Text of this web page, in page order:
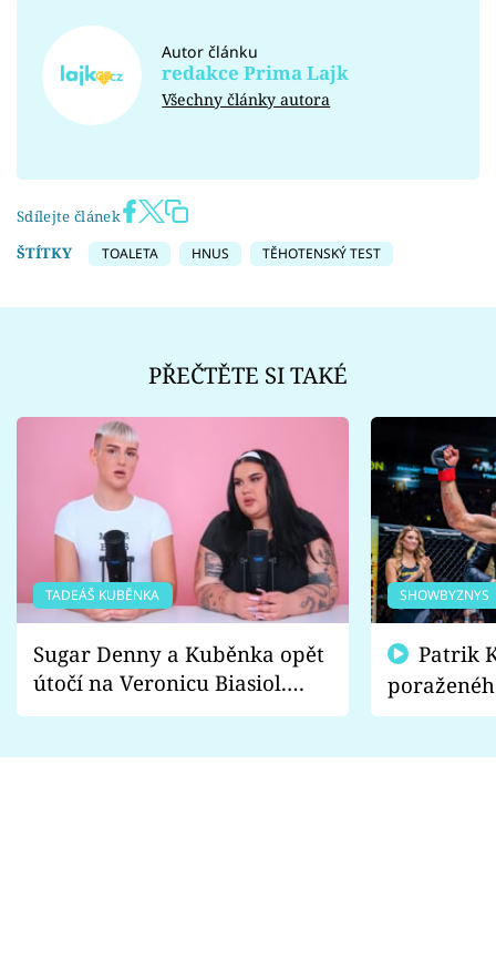
Autor článku
redakce Prima Lajk
Všechny články autora
Sdílejte článek
ŠTÍTKY
TOALETA HNUS TĚHOTENSKÝ TEST
PŘEČTĚTE SI TAKÉ
TADEÁŠ KUBĚNKA
Sugar Denny a Kuběnka opět
útočí na Veronicu Biasiol.
Proč je podle nich falešná a
SHOWBYZNYS
fanoušci